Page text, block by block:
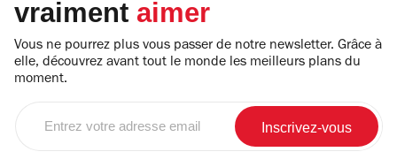
vraiment aimer
Vous ne pourrez plus vous passer de notre newsletter. Grâce à
elle, découvrez avant tout le monde les meilleurs plans du
moment.